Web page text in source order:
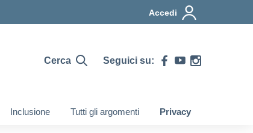
Accedi
Cerca Seguici su:
Inclusione Tutti gli argomenti Privacy